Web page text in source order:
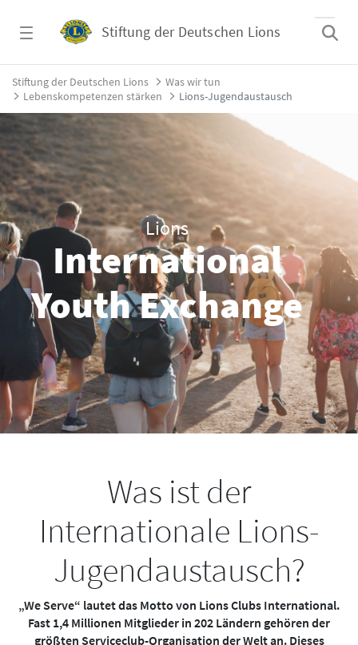
Stiftung der Deutschen Lions
Lions-Jugendaustausch - Stiftung der
Stiftung der Deutschen Lions
Was wir tun
Lebenskompetenzen stärken
Lions-Jugendaustausch
Lions
International
Youth Exchange
Was ist der
Internationale Lions-
Jugendaustausch?
„We Serve“ lautet das Motto von Lions Clubs International.
Fast 1,4 Millionen Mitglieder in 202 Ländern gehören der
größten Serviceclub-Organisation der Welt an. Dieses